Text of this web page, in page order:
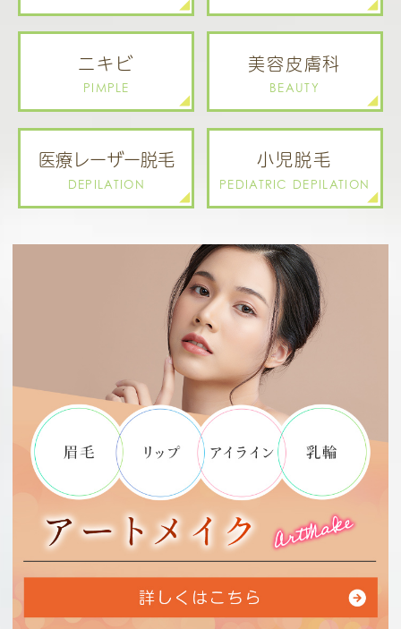
ニキビ
PIMPLE
美容皮膚科
BEAUTY
医療レーザー脱毛
DEPILATION
小児脱毛
PEDIATRIC DEPILATION